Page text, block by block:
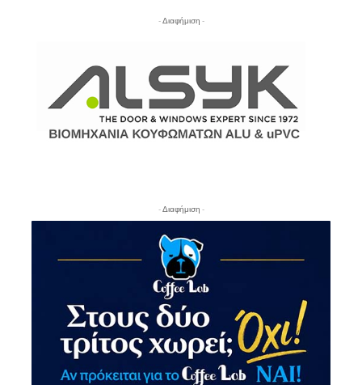
- Διαφήμιση -
- Διαφήμιση -